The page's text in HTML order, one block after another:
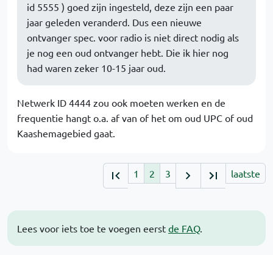
Lees voor iets toe te voegen eerst de FAQ.
id 5555 ) goed zijn ingesteld, deze zijn een paar
jaar geleden veranderd. Dus een nieuwe
ontvanger spec. voor radio is niet direct nodig als
je nog een oud ontvanger hebt. Die ik hier nog
had waren zeker 10-15 jaar oud.
Netwerk ID 4444 zou ook moeten werken en de
frequentie hangt o.a. af van of het om oud UPC of oud
Kaashemagebied gaat.
1 2 3 laatste